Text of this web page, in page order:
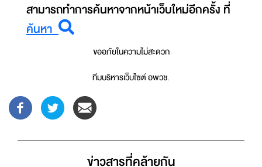
สามารถทำการค้นหาจากหน้าเว็บใหม่อีกครั้ง ที่
ค้นหา
ขออภัยในความไม่สะดวก
ทีมบริหารเว็บไซต์ อพวช.
ข่าวสารที่่คล้ายกัน